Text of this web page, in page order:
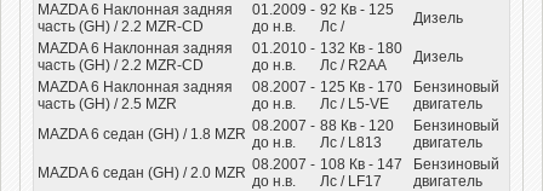
MAZDA 6 Наклонная задняя
часть (GH) / 2.2 MZR-CD
01.2009 -
до н.в.
92 Кв - 125
Лс /
Дизель
MAZDA 6 Наклонная задняя
часть (GH) / 2.2 MZR-CD
01.2010 -
до н.в.
132 Кв - 180
Лс / R2AA
Дизель
MAZDA 6 Наклонная задняя
часть (GH) / 2.5 MZR
08.2007 -
до н.в.
125 Кв - 170
Лс / L5-VE
Бензиновый
двигатель
MAZDA 6 седан (GH) / 1.8 MZR 08.2007 -
до н.в.
88 Кв - 120
Лс / L813
Бензиновый
двигатель
MAZDA 6 седан (GH) / 2.0 MZR 08.2007 -
до н.в.
108 Кв - 147
Лс / LF17
Бензиновый
двигатель